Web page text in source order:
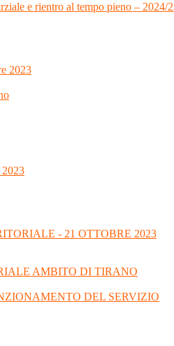
e rientro al tempo pieno – 2024/
2023
- 21 OTTOBRE 2023
AMBITO DI TIRANO
DEL SERVIZIO